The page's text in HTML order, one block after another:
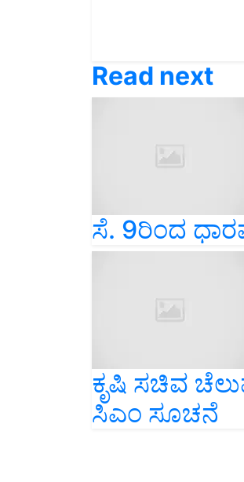
Read next
ಸೆ. 9ರಿಂದ
ಕೃಷಿ ಸಚಿವ
ಸಿಎಂ ಸೂಚನೆ